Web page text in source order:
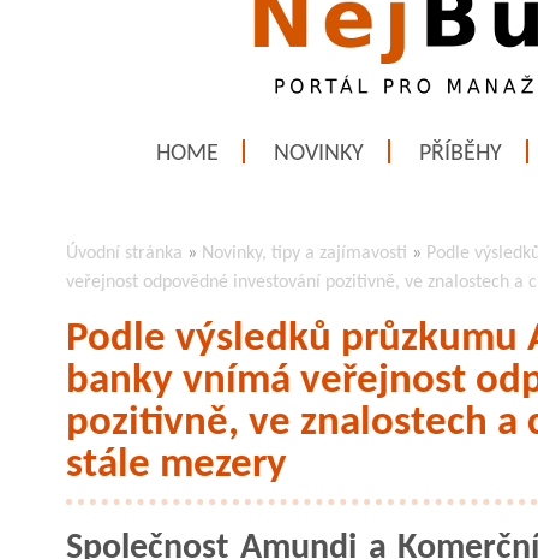
HOME NOVINKY PŘÍBĚHY
Úvodní stránka » Novinky, tipy a zajímavosti » Podle
veřejnost odpovědné investování pozitivně, ve znalostech a
Podle výsledků průzkumu
banky vnímá veřejnost
pozitivně, ve znalostech a
stále mezery
Společnost Amundi a